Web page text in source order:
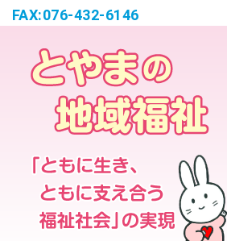
FAX:076-432-6146